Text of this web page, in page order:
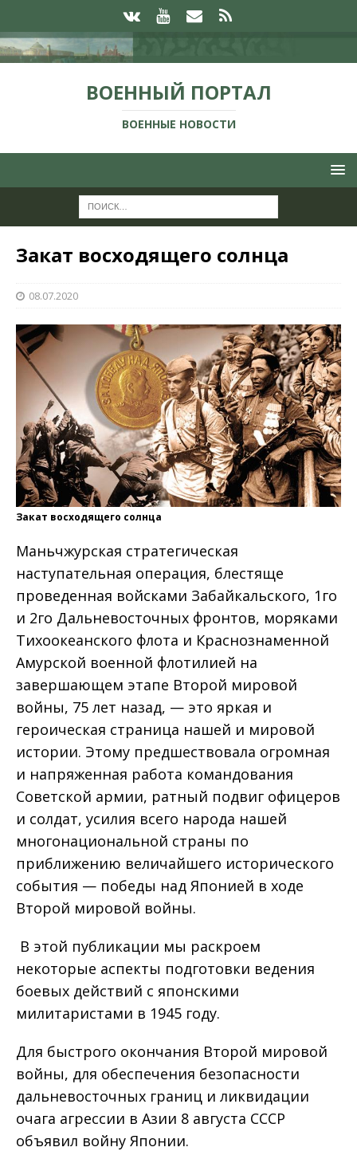
ВОЕННЫЙ ПОРТАЛ
ВОЕННЫЕ НОВОСТИ
Закат восходящего солнца
08.07.2020
Закат восходящего солнца
Маньчжурская стратегическая
наступательная операция, блестяще
проведенная войсками Забайкальского, 1­го
и 2­го Дальневосточных фронтов, моряками
Тихоокеанского флота и Краснознаменной
Амурской военной флотилией на
завершающем этапе Второй мировой
войны, 75 лет назад, — это яркая и
героическая страница нашей и мировой
истории. Этому предшествовала огромная
и напряженная работа командования
Советской армии, ратный подвиг офицеров
и солдат, усилия всего народа нашей
многонациональной страны по
приближению величайшего исторического
события — победы над Японией в ходе
Второй мировой войны.
В этой публикации мы раскроем
некоторые аспекты подготовки ведения
боевых действий с японскими
милитаристами в 1945 году.
Для быстрого окончания Второй мировой
войны, для обеспечения безопасности
дальневосточных границ и ликвидации
очага агрессии в Азии 8 августа СССР
объявил войну Японии.